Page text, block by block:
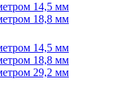
14,5 мм
18,8 мм
14,5 мм
18,8 мм
29,2 мм